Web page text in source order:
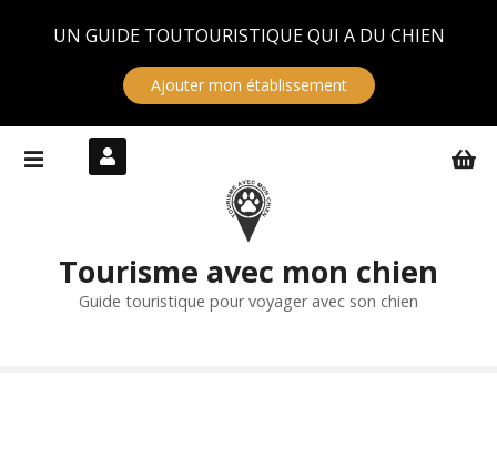
UN GUIDE TOUTOURISTIQUE QUI A DU CHIEN
Ajouter mon établissement
Tourisme avec mon chien
Guide touristique pour voyager avec son chien